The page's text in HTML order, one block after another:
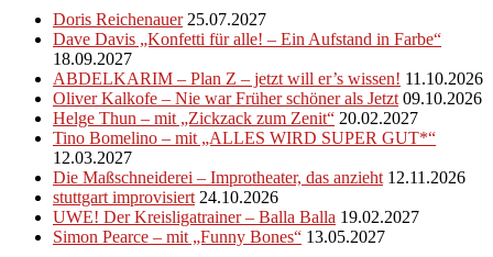
Doris Reichenauer 25.07.2027
Dave Davis „Konfetti für alle! – Ein Aufstand in Farbe“
18.09.2027
ABDELKARIM – Plan Z – jetzt will er’s wissen! 11.10.2026
Oliver Kalkofe – Nie war Früher schöner als Jetzt 09.10.2026
Helge Thun – mit „Zickzack zum Zenit“ 20.02.2027
Tino Bomelino – mit „ALLES WIRD SUPER GUT*“
12.03.2027
Die Maßschneiderei – Improtheater, das anzieht 12.11.2026
stuttgart improvisiert 24.10.2026
UWE! Der Kreisligatrainer – Balla Balla 19.02.2027
Simon Pearce – mit „Funny Bones“ 13.05.2027